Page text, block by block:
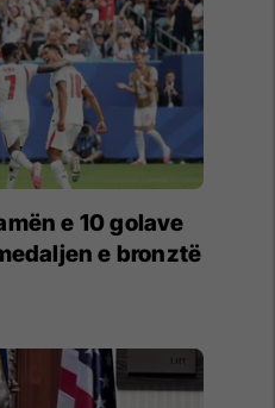
e 10 golave
e bronztë